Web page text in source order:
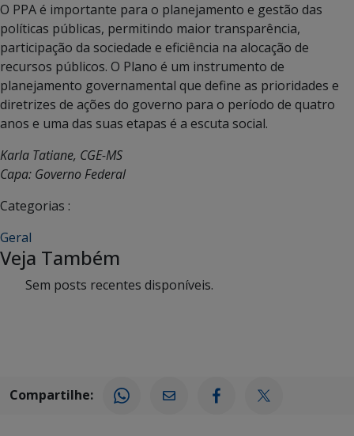
O PPA é importante para o planejamento e gestão das
políticas públicas, permitindo maior transparência,
participação da sociedade e eficiência na alocação de
recursos públicos. O Plano é um instrumento de
planejamento governamental que define as prioridades e
diretrizes de ações do governo para o período de quatro
anos e uma das suas etapas é a escuta social.
Karla Tatiane, CGE-MS
Capa: Governo Federal
Categorias :
Geral
Veja Também
Sem posts recentes disponíveis.
Compartilhe: